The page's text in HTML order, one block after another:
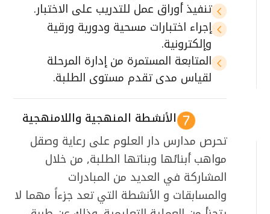
4تنفيذ أوراق عمل للتدريب على الاختبار.
4إجراء اختبارات مسحية ودورية ورقية
وإلكترونية.
4المتابعة المستمرة من إدارة المرحلة
لقياس مدى تقدم مستوى الطلبة.
الأنشطة المنهجية واللامنهجية
تحرص مدارس دار العلوم على رعاية وصقل
مواهب أبنائها وبناتها الطلبة, من خلال
المشاركة في العديد من المبادرات
والمسابقات و الأنشطة التي تعد جزءاً مهما لا